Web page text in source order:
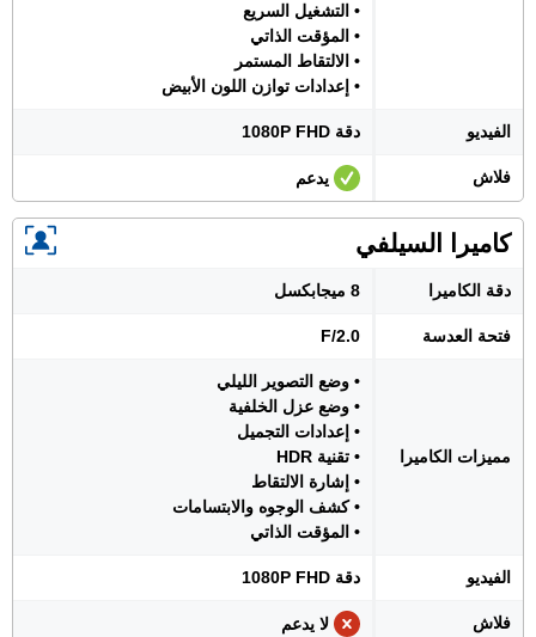
• التشغيل السريع
• المؤقت الذاتي
• الالتقاط المستمر
• إعدادات توازن اللون الأبيض
الفيديو دقة 1080P FHD
فلاش يدعم
كاميرا السيلفي
دقة الكاميرا 8 ميجابكسل
فتحة العدسة F/2.0
مميزات الكاميرا
• وضع التصوير الليلي
• وضع عزل الخلفية
• إعدادات التجميل
• تقنية HDR
• إشارة الالتقاط
• كشف الوجوه والابتسامات
• المؤقت الذاتي
الفيديو دقة 1080P FHD
فلاش لا يدعم